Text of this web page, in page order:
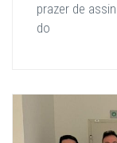
prazer de
do